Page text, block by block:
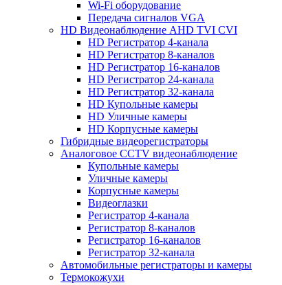
Wi-Fi оборудование
Передача сигналов VGA
HD Видеонаблюдение AHD TVI CVI
HD Регистратор 4-канала
HD Регистратор 8-каналов
HD Регистратор 16-каналов
HD Регистратор 24-канала
HD Регистратор 32-канала
HD Купольные камеры
HD Уличные камеры
HD Корпусные камеры
Гибридные видеорегистраторы
Аналоговое CCTV видеонаблюдение
Купольные камеры
Уличные камеры
Корпусные камеры
Видеоглазки
Регистратор 4-канала
Регистратор 8-каналов
Регистратор 16-каналов
Регистратор 32-канала
Автомобильные регистраторы и камеры
Термокожухи